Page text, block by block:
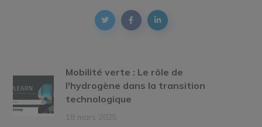
Mobilité verte : Le rôle de
l'hydrogène dans la transition
technologique
18 mars 2025